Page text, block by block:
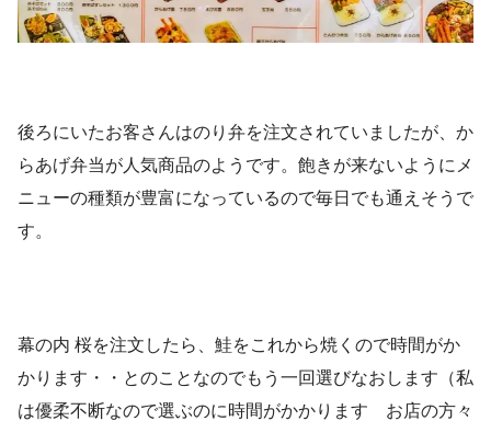
後ろにいたお客さんはのり弁を注文されていましたが、か
らあげ弁当が人気商品のようです。飽きが来ないようにメ
ニューの種類が豊富になっているので毎日でも通えそうで
す。
幕の内 桜を注文したら、鮭をこれから焼くので時間がか
かります・・とのことなのでもう一回選びなおします（私
は優柔不断なので選ぶのに時間がかかります お店の方々